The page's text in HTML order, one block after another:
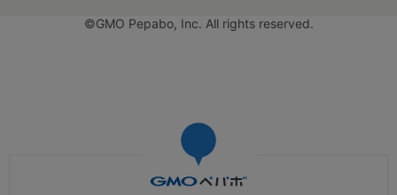
©GMO Pepabo, Inc. All rights reserved.